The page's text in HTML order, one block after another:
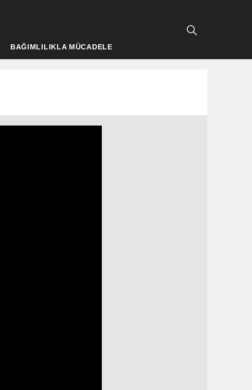
BAĞIMLILIKLA MÜCADELE